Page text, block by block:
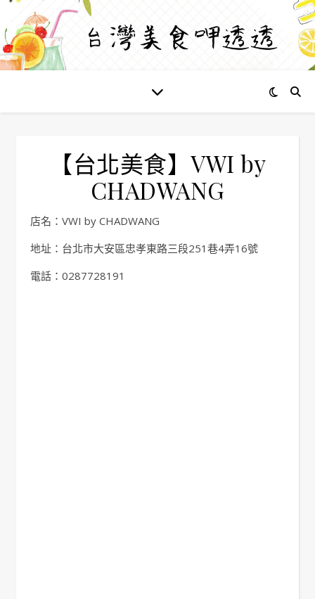
【台北美食】VWI by
CHADWANG
店名：VWI by CHADWANG
地址：台北市大安區忠孝東路三段251巷4弄16號
電話：0287728191